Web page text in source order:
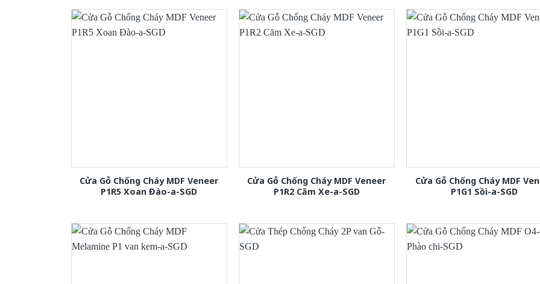
Cửa Gỗ Chống Cháy MDF Veneer
P1R5 Xoan Đào-a-SGD
Cửa Gỗ Chống Cháy MDF Veneer
P1R2 Căm Xe-a-SGD
Cửa Gỗ Chống Cháy MDF
P1G1 Sồi-a-SGD